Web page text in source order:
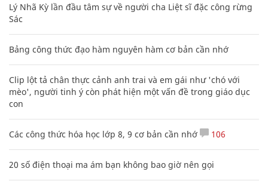
Lý Nhã Kỳ lần đầu tâm sự về người cha Liệt sĩ đặc công rừng
Sác
Bảng công thức đạo hàm nguyên hàm cơ bản cần nhớ
Clip lột tả chân thực cảnh anh trai và em gái như 'chó với
mèo', người tinh ý còn phát hiện một vấn đề trong giáo dục
con
Các công thức hóa học lớp 8, 9 cơ bản cần nhớ 106
20 số điện thoại ma ám bạn không bao giờ nên gọi